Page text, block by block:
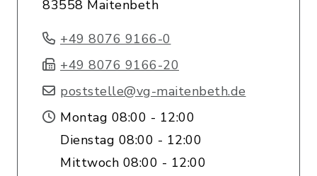
83558 Maitenbeth
+49 8076 9166-0
+49 8076 9166-20
poststelle@vg-maitenbeth.de
Montag 08:00 - 12:00
Dienstag 08:00 - 12:00
Mittwoch 08:00 - 12:00